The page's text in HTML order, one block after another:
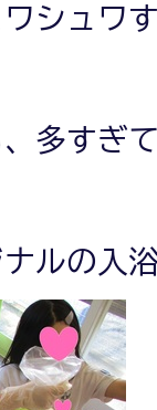
シュワ
多すぎ
ルの入